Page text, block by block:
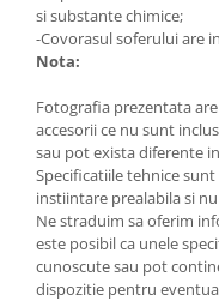
si substante chimice;
-Covorasul soferului are
Nota:
Fotografia prezentata
accesorii ce nu sunt
sau pot exista diferente
Specificatiile tehnice
instiintare prealabila si
Ne straduim sa oferim
este posibil ca unele
cunoscute sau pot
dispozitie pentru